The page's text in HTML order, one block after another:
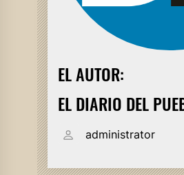
EL AUTOR:
EL DIARIO DEL
administrator